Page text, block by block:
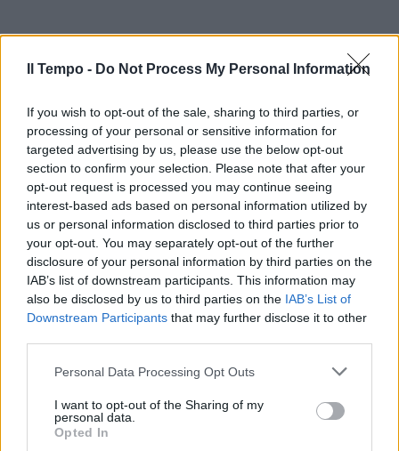
Il Tempo - Do Not Process My Personal Information
If you wish to opt-out of the sale, sharing to third parties, or
processing of your personal or sensitive information for
targeted advertising by us, please use the below opt-out
section to confirm your selection. Please note that after your
opt-out request is processed you may continue seeing
interest-based ads based on personal information utilized by
us or personal information disclosed to third parties prior to
your opt-out. You may separately opt-out of the further
disclosure of your personal information by third parties on the
IAB’s list of downstream participants. This information may
also be disclosed by us to third parties on the IAB’s List of
Downstream Participants that may further disclose it to other
Personal Data Processing Opt Outs
I want to opt-out of the Sharing of my
personal data.
Opted In